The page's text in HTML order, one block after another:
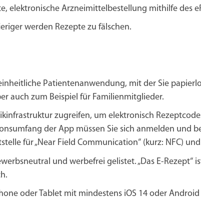
elektronische Arzneimittelbestellung mithilfe des
werden Rezepte zu fälschen.
Patientenanwendung, mit der Sie
auch zum Beispiel für Familienmitglieder.
zugreifen, um elektronisch
der App müssen Sie sich anmelden und
für „Near Field Communication“ (kurz: NFC)
und werbefrei gelistet. „Das E-Rezept“
oder Tablet mit mindestens iOS 14 oder Android